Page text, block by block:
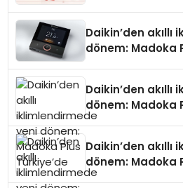
Daikin’den
dönem: Madoka
Daikin’den
dönem: Madoka
Daikin’den
dönem: Madoka